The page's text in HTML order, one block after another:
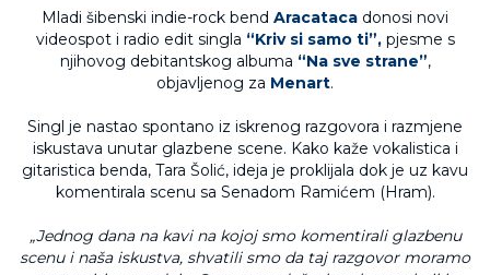
Mladi šibenski indie-rock bend Aracataca donosi novi
videospot i radio edit singla “Kriv si samo ti”,pjesme s
njihovog debitantskog albuma “Na sve strane”,
objavljenog za Menart.
Singl je nastao spontano iz iskrenog razgovora i razmjene
iskustava unutar glazbene scene. Kako kaže vokalistica i
gitaristica benda, Tara Šolić, ideja je proklijala dok je uz kavu
komentirala scenu sa Senadom Ramićem (Hram).
„Jednog dana na kavi na kojoj smo komentirali glazbenu
scenu i naša iskustva, shvatili smo da taj razgovor moramo